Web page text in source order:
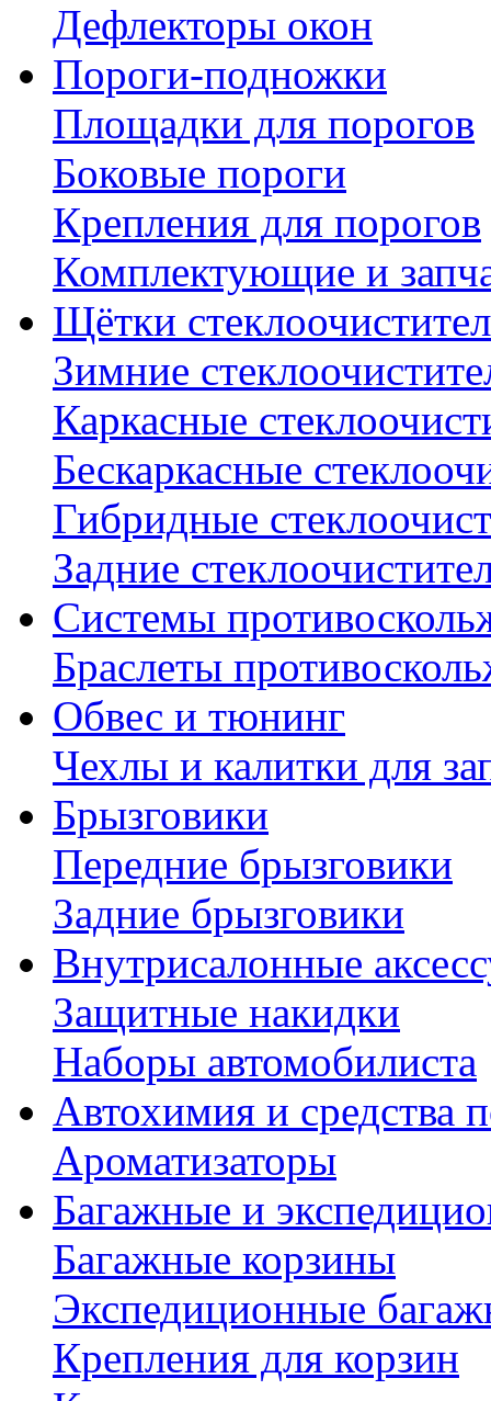
Дефлекторы окон
Пороги-подножки
Площадки для порогов
Боковые пороги
Крепления для порогов
Комплектующие и
Щётки
Зимние
Каркасные
Бескаркасные
Гибридные
Задние
Системы
Браслеты
Обвес и тюнинг
Чехлы и калитки для
Брызговики
Передние брызговики
Задние брызговики
Внутрисалонные
Защитные накидки
Наборы автомобилиста
Автохимия и средства
Ароматизаторы
Багажные и
Багажные корзины
Экспедиционные
Крепления для корзин